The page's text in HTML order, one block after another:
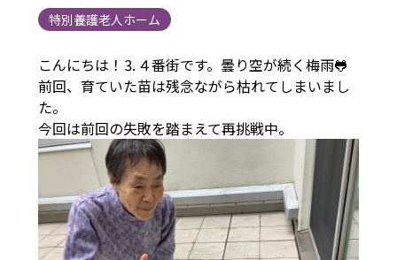
特別養護老人ホーム
こんにちは！⒊４番街です。曇り空が続く梅雨🐸
前回、育ていた苗は残念ながら枯れてしまいまし
た。
今回は前回の失敗を踏まえて再挑戦中。